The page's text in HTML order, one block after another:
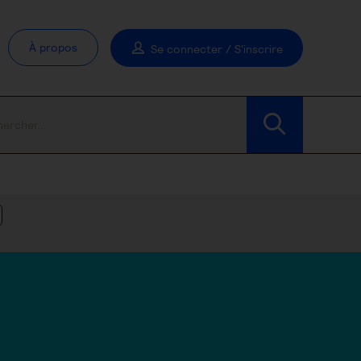
À propos Se connecter / S'inscrire